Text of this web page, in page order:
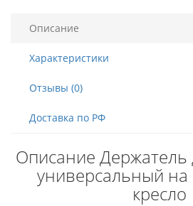
Описание
Характеристики
Отзывы (0)
Доставка по РФ
Описание Держатель
универсальный на
кресло